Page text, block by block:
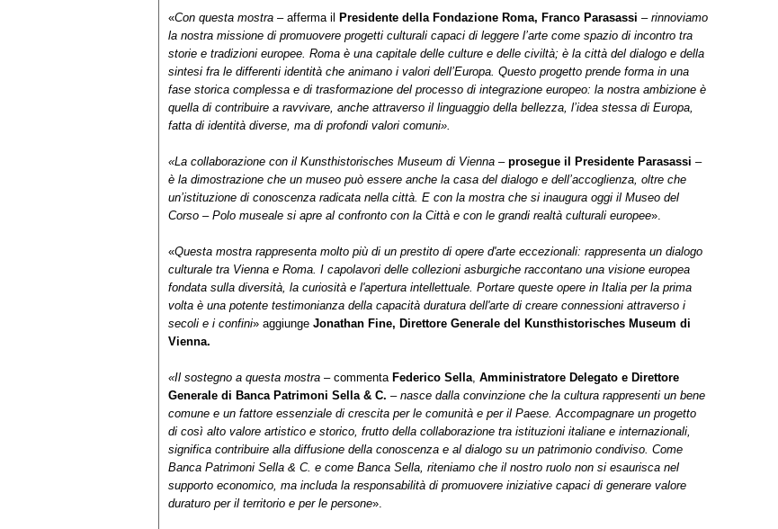
«Con questa mostra – afferma il Presidente della Fondazione Roma, Franco Parasassi – rinnoviamo
la nostra missione di promuovere progetti culturali capaci di leggere l’arte come spazio di incontro tra
storie e tradizioni europee. Roma è una capitale delle culture e delle civiltà; è la città del dialogo e della
sintesi fra le differenti identità che animano i valori dell’Europa. Questo progetto prende forma in una
fase storica complessa e di trasformazione del processo di integrazione europeo: la nostra ambizione è
quella di contribuire a ravvivare, anche attraverso il linguaggio della bellezza, l’idea stessa di Europa,
fatta di identità diverse, ma di profondi valori comuni».
«La collaborazione con il Kunsthistorisches Museum di Vienna – prosegue il Presidente Parasassi –
è la dimostrazione che un museo può essere anche la casa del dialogo e dell’accoglienza, oltre che
un’istituzione di conoscenza radicata nella città. E con la mostra che si inaugura oggi il Museo del
Corso – Polo museale si apre al confronto con la Città e con le grandi realtà culturali europee».
«Questa mostra rappresenta molto più di un prestito di opere d'arte eccezionali: rappresenta un dialogo
culturale tra Vienna e Roma. I capolavori delle collezioni asburgiche raccontano una visione europea
fondata sulla diversità, la curiosità e l'apertura intellettuale. Portare queste opere in Italia per la prima
volta è una potente testimonianza della capacità duratura dell'arte di creare connessioni attraverso i
secoli e i confini» aggiunge Jonathan Fine, Direttore Generale del Kunsthistorisches Museum di
Vienna.
«Il sostegno a questa mostra – commenta Federico Sella, Amministratore Delegato e Direttore
Generale di Banca Patrimoni Sella & C. – nasce dalla convinzione che la cultura rappresenti un bene
comune e un fattore essenziale di crescita per le comunità e per il Paese. Accompagnare un progetto
di così alto valore artistico e storico, frutto della collaborazione tra istituzioni italiane e internazionali,
significa contribuire alla diffusione della conoscenza e al dialogo su un patrimonio condiviso. Come
Banca Patrimoni Sella & C. e come Banca Sella, riteniamo che il nostro ruolo non si esaurisca nel
supporto economico, ma includa la responsabilità di promuovere iniziative capaci di generare valore
duraturo per il territorio e per le persone».